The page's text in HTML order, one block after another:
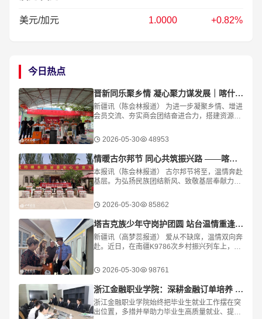
美元/加元 1.0000 +0.82%
今日热点
晋新同乐聚乡情 凝心聚力谋发展｜喀什山西商会开展嘉年华团建活动
新疆讯（陈会林报道） 为进一步凝聚乡情、增进
会员交流、夯实商会团结奋进合力，搭建资源互
商会在金孔雀农家乐举办“晋新同乐·嘉年华”主
2026-05-30 48953
情暖古尔邦节 同心共筑振兴路 ——喀什地区电器行业协会慰问驻村工作队
本报讯（陈会林报道） 古尔邦节将至，温情奔赴
基层。为弘扬民族团结新风、致敬基层奉献力
镇依玛（5）村开展古尔邦节慰问活动，暖心看
望长期坚守
2026-05-30 85862
塔吉克族少年守岗护团圆 站台温情重逢暖南疆铁路
新疆讯（高梦蕊报道） 爱从不缺席，温情双向奔
赴。近日，在南疆K9786次乡村振兴列车上，上
吉克族青年艾克巴尔·吾西麦提坚守铁路一线守护
2026-05-30 98761
浙江金融职业学院：深耕金融订单培养 赋能学子高质量就业
浙江金融职业学院始终把毕业生就业工作摆在突
出位置，多措并举助力毕业生高质量就业、提前